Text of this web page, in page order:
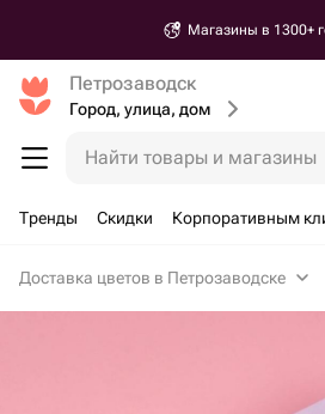
Магазины в 1300+
Петрозаводск
Город, улица, дом
Найти товары и магазины
Тренды Скидки Корпоративным
Доставка цветов в Петрозаводске